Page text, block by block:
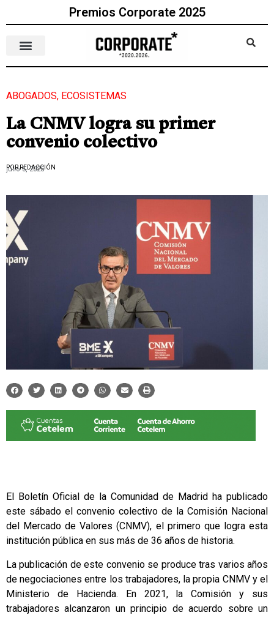
Premios Corporate 2025
ABOGADOS, ECOSISTEMAS
La CNMV logra su primer
convenio colectivo
POR REDACCIÓN
julio 5, 2025
El Boletín Oficial de la Comunidad de Madrid ha publicado
este sábado el convenio colectivo de la Comisión Nacional
del Mercado de Valores (CNMV), el primero que logra esta
institución pública en sus más de 36 años de historia.
La publicación de este convenio se produce tras varios años
de negociaciones entre los trabajadores, la propia CNMV y el
Ministerio de Hacienda. En 2021, la Comisión y sus
trabajadores alcanzaron un principio de acuerdo sobre un